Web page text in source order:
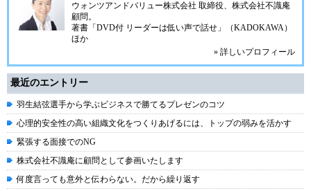
ウォンツアンドバリュー株式会社 取締役、株式会社不識庵
顧問。
著書「DVD付 リーダーは低い声で話せ」（KADOKAWA）
ほか
» 詳しいプロフィール
最近のエントリー
羽生結弦選手から学ぶビジネスで勝てるプレゼンのコツ
心理的安全性の高い組織文化をつくりあげるには、トップの弱みを活かす
緊張する面接でのNG
株式会社不識庵に顧問として参画いたします
何度言っても意外と伝わらない。だから繰り返す